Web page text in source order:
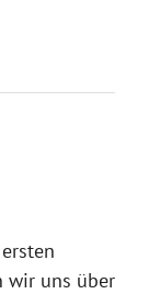
wir uns über